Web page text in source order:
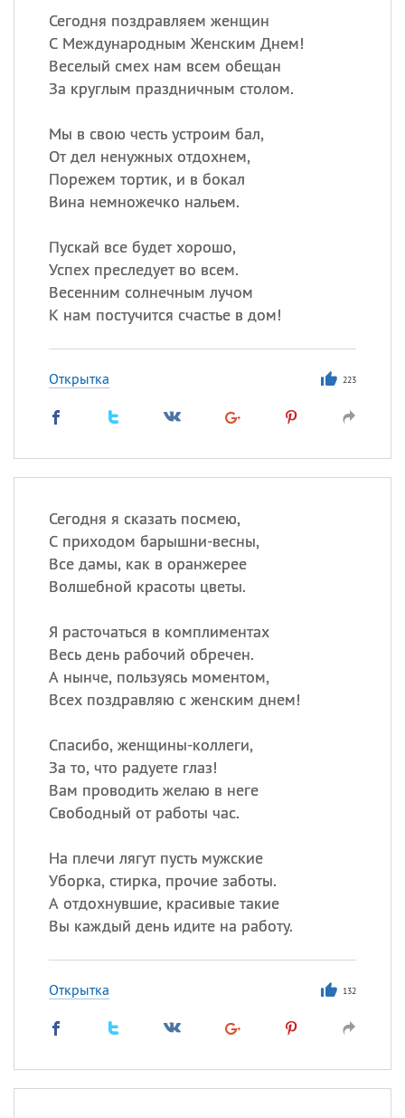
Сегодня поздравляем женщин
С Международным Женским Днем!
Веселый смех нам всем обещан
За круглым праздничным столом.
Мы в свою честь устроим бал,
От дел ненужных отдохнем,
Порежем тортик, и в бокал
Вина немножечко нальем.
Пускай все будет хорошо,
Успех преследует во всем.
Весенним солнечным лучом
К нам постучится счастье в дом!
Открытка 223
Сегодня я сказать посмею,
С приходом барышни-весны,
Все дамы, как в оранжерее
Волшебной красоты цветы.
Я расточаться в комплиментах
Весь день рабочий обречен.
А нынче, пользуясь моментом,
Всех поздравляю с женским днем!
Спасибо, женщины-коллеги,
За то, что радуете глаз!
Вам проводить желаю в неге
Свободный от работы час.
На плечи лягут пусть мужские
Уборка, стирка, прочие заботы.
А отдохнувшие, красивые такие
Вы каждый день идите на работу.
Открытка 132